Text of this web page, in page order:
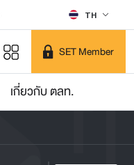
TH
SET Member
เกี่ยวกับ ตลท.